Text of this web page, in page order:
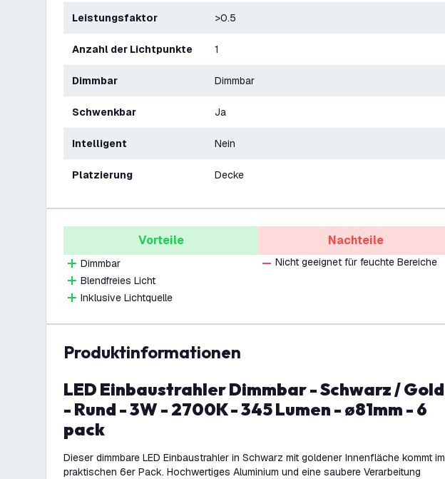
Leistungsfaktor >0.5
Anzahl der Lichtpunkte 1
Dimmbar Dimmbar
Schwenkbar Ja
Intelligent Nein
Platzierung Decke
Vorteile
Dimmbar
Blendfreies Licht
Inklusive Lichtquelle
Nachteile
Nicht geeignet für feuchte Bereiche
Produktinformationen
LED Einbaustrahler Dimmbar - Schwarz / Gold
- Rund - 3W - 2700K - 345 Lumen - ø81mm - 6
pack
Dieser dimmbare LED Einbaustrahler in Schwarz mit goldener Innenfläche kommt im
praktischen 6er Pack. Hochwertiges Aluminium und eine saubere Verarbeitung